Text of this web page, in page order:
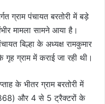
ग्राम पंचायत बरतोरी में बड़े
मामला सामने आया है।
बिल्हा के अध्यक्ष रामकुमार
ग्राम में कराई जा रही थी।
के भीतर ग्राम बरतोरी में
और 4 से 5 ट्रैक्टरों के